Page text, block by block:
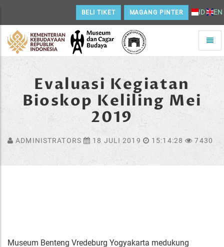
BELI TIKET MAGANG PINTER ID EN
Home
Toggle
Evaluasi Kegiatan
Bioskop Keliling Mei
2019
ADMINISTRATORS 18 JULI 2019 15:14:28 7430
Museum Benteng Vredeburg Yogyakarta medukung